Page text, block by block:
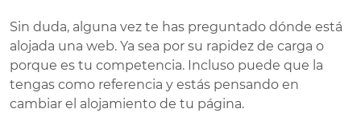
Sin duda, alguna vez te has preguntado dónde está
alojada una web. Ya sea por su rapidez de carga o
porque es tu competencia. Incluso puede que la
tengas como referencia y estás pensando en
cambiar el alojamiento de tu página.